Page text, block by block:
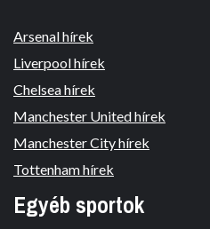
Arsenal hírek
Liverpool hírek
Chelsea hírek
Manchester United hírek
Manchester City hírek
Tottenham hírek
Egyéb sportok